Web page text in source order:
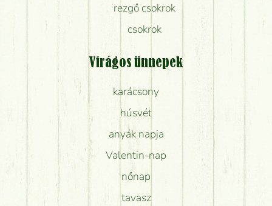
rezgő csokrok
csokrok
Virágos ünnepek
karácsony
húsvét
anyák napja
Valentin-nap
nőnap
tavasz